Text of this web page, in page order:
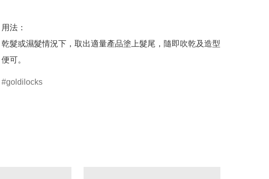
用法：
乾髮或濕髮情況下，取出適量產品塗上髮尾，隨即吹乾及造型
便可。
goldilocks